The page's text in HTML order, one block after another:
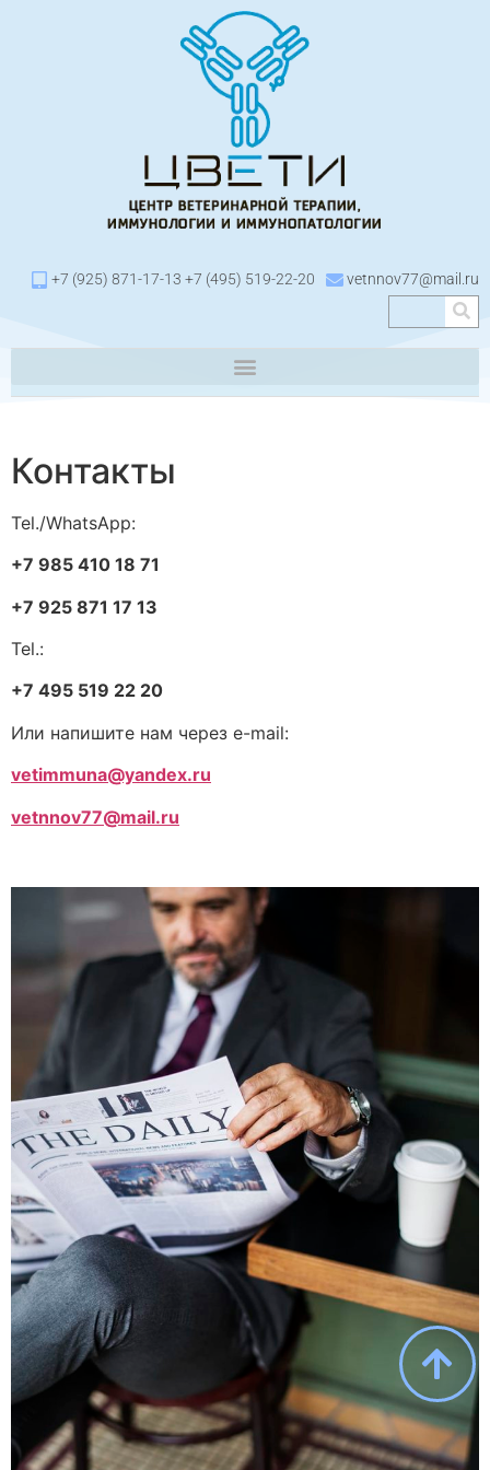
+7 (925) 871-17-13 +7 (495) 519-22-20 vetnnov77@mail.ru
Контакты
Tel./WhatsApp:
+7 985 410 18 71
+7 925 871 17 13
Tel.:
+7 495 519 22 20
Или напишите нам через e-mail:
vetimmuna@yandex.ru
vetnnov77@mail.ru